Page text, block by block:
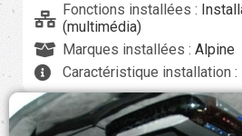
Fonctions installées :
(multimédia)
Marques installées : Alpine
Caractéristique installation :